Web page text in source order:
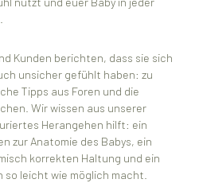
Kunden berichten, dass sie sich
unsicher gefühlt haben: zu
Tipps aus Foren und die
Wir wissen aus unserer
Herangehen hilft: ein
zur Anatomie des Babys, ein
korrekten Haltung und ein
so leicht wie möglich macht.